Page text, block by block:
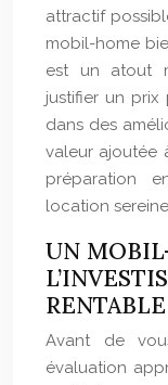
attractif
mobil-home
est un atout
justifier un prix
dans des
valeur ajoutée
préparation
location
UN
RENTABLE
Avant de
évaluation